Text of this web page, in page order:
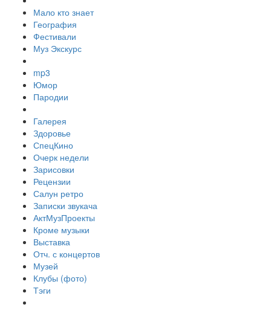
Мало кто знает
География
Фестивали
Муз Экскурс
mp3
Юмор
Пародии
Галерея
Здоровье
СпецКино
Очерк недели
Зарисовки
Рецензии
Салун ретро
Записки звукача
АктМузПроекты
Кроме музыки
Выставка
Отч. с концертов
Музей
Клубы (фото)
Тэги